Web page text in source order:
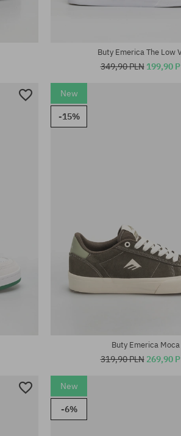
Buty Emerica The Low
349,90 PLN 199,90
New
-15%
Buty Emerica Moca
319,90 PLN 269,90
New
-6%